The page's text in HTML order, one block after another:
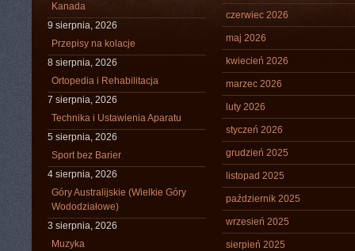
Kanada
9 sierpnia, 2026
Przepisy na kolacje
8 sierpnia, 2026
Ortopedia i Rehabilitacja
7 sierpnia, 2026
Technika i Ustawienia Aparatu
5 sierpnia, 2026
Sport bez Barier
4 sierpnia, 2026
Góry Australijskie (Wielkie Góry
Wododziałowe)
3 sierpnia, 2026
Muzyka
czerwiec 2026
maj 2026
kwiecień 2026
marzec 2026
luty 2026
styczeń 2026
grudzień 2025
listopad 2025
październik 2025
wrzesień 2025
sierpień 2025